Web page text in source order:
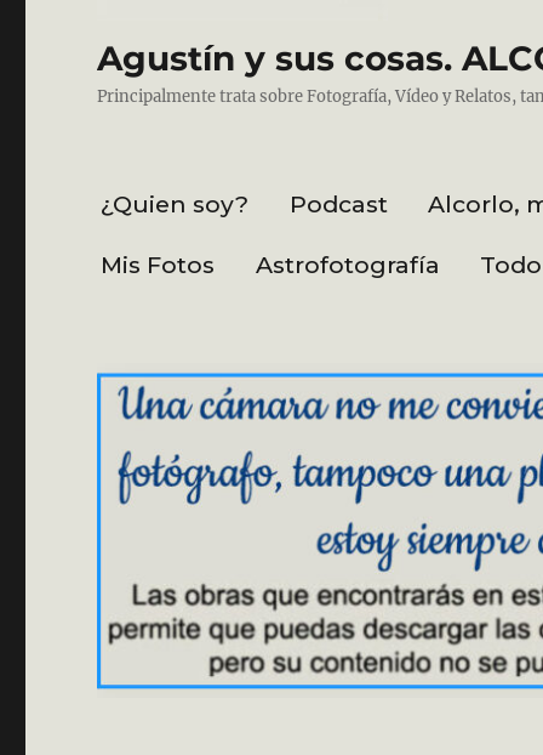
Agustín y sus cosas.
Principalmente trata sobre Fotografía, Vídeo y Relatos,
¿Quien soy? Podcast Alcorlo,
Mis Fotos Astrofotografía